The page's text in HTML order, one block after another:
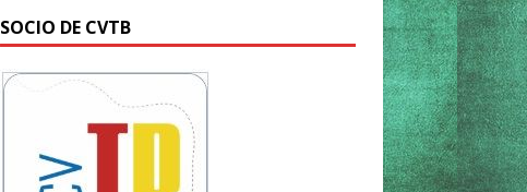
SOCIO DE CVTB